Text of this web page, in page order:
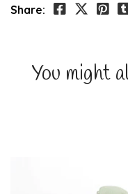
Share:
You might